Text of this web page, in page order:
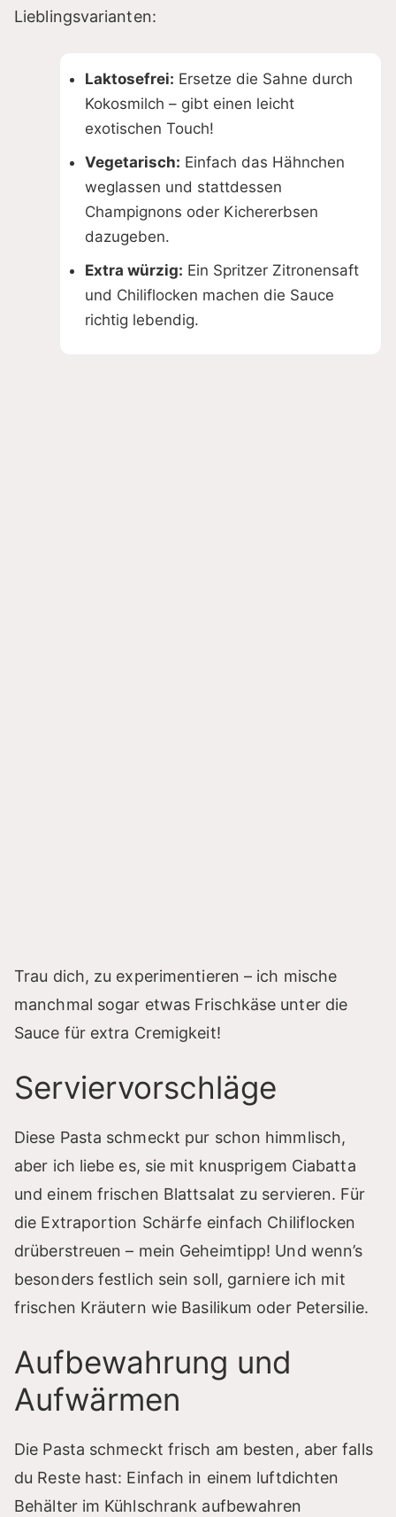
Lieblingsvarianten:
Laktosefrei: Ersetze die Sahne durch
Kokosmilch – gibt einen leicht
exotischen Touch!
Vegetarisch: Einfach das Hähnchen
weglassen und stattdessen
Champignons oder Kichererbsen
dazugeben.
Extra würzig: Ein Spritzer Zitronensaft
und Chiliflocken machen die Sauce
richtig lebendig.
Trau dich, zu experimentieren – ich mische
manchmal sogar etwas Frischkäse unter die
Sauce für extra Cremigkeit!
Serviervorschläge
Diese Pasta schmeckt pur schon himmlisch,
aber ich liebe es, sie mit knusprigem Ciabatta
und einem frischen Blattsalat zu servieren. Für
die Extraportion Schärfe einfach Chiliflocken
drüberstreuen – mein Geheimtipp! Und wenn’s
besonders festlich sein soll, garniere ich mit
frischen Kräutern wie Basilikum oder Petersilie.
Aufbewahrung und
Aufwärmen
Die Pasta schmeckt frisch am besten, aber falls
du Reste hast: Einfach in einem luftdichten
Behälter im Kühlschrank aufbewahren